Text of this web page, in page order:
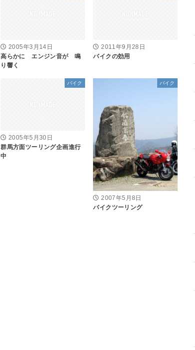
2005年3月14日
高らかに エンジン音が 鳴
り響く
2011年9月28日
バイクの効用
バイク
2005年5月30日
群馬方面ツーリング企画進行
中
バイク
2007年5月8日
バイクツーリング